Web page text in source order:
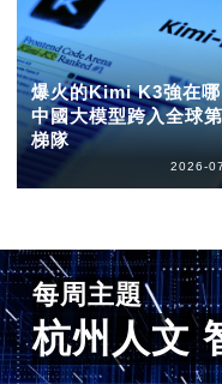
爆火的Kimi K3強在哪
中國大模型跨入全球
梯隊
2026-
每周主題
杭州人文